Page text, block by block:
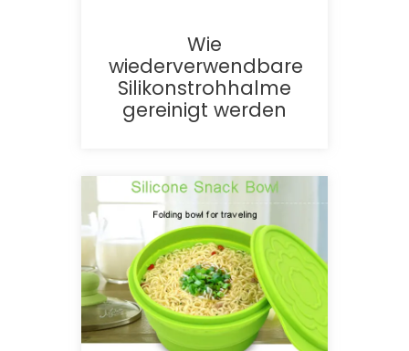
Wie
wiederverwendbare
Silikonstrohhalme
gereinigt werden